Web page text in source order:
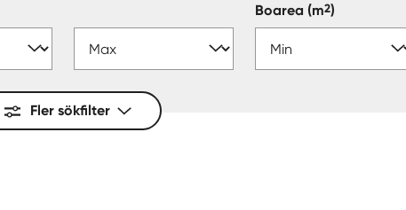
Boarea(m2)
Fler sökfilter